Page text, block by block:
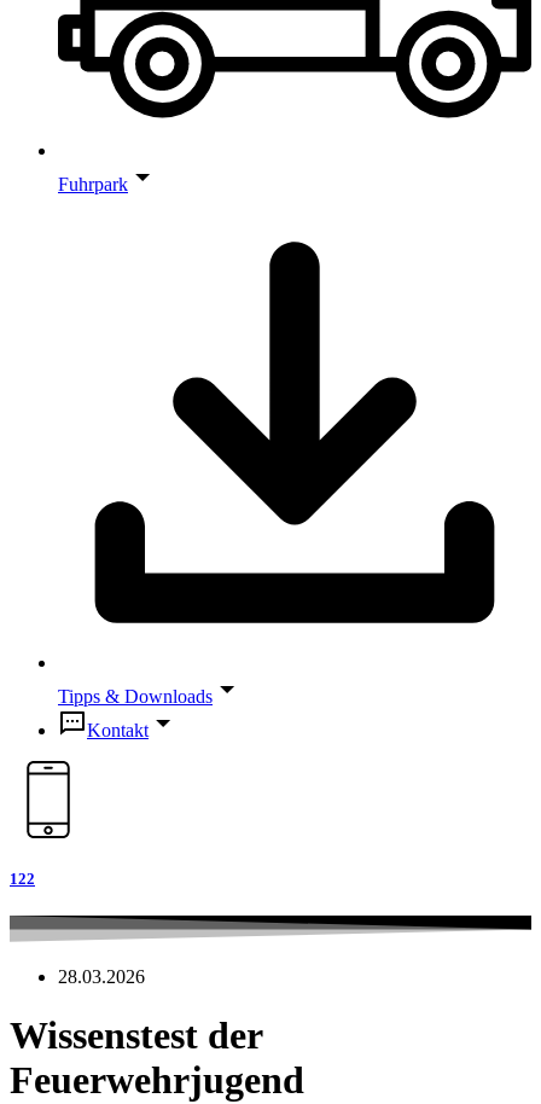
Fuhrpark
Tipps & Downloads
Kontakt
122
28.03.2026
Wissenstest der
Feuerwehrjugend